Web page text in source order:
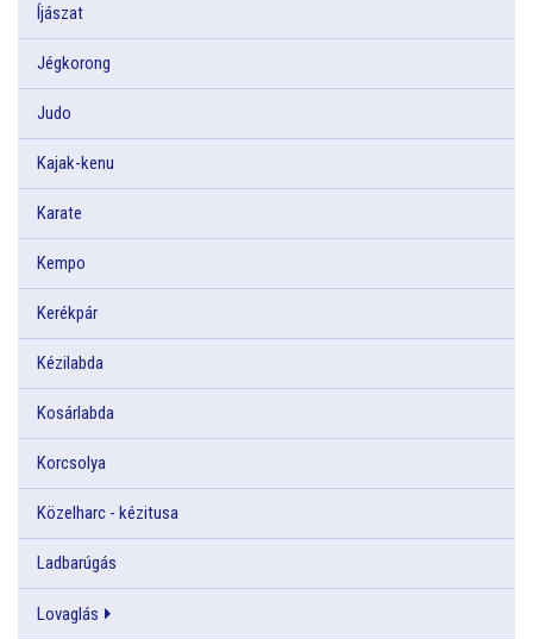
Íjászat
Jégkorong
Judo
Kajak-kenu
Karate
Kempo
Kerékpár
Kézilabda
Kosárlabda
Korcsolya
Közelharc - kézitusa
Ladbarúgás
Lovaglás